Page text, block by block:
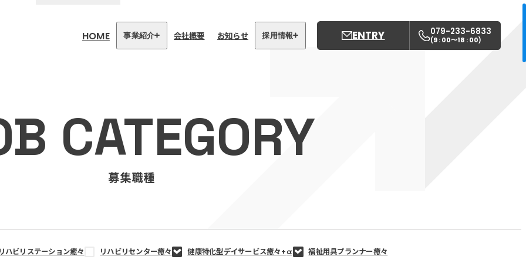
HOME 事業紹介
リハビリセンター癒々
健康特化型デイサービス癒々＋
α
福祉用具プランナー癒々
姫路中央保育園
会社概要 お知らせ 採用情報 ENTRY 079-233-6833
(9 : 00〜18 : 00)
CATEGORY
募集職種
ハビリステーション癒々 リハビリセンター癒々 健康特化型デイサービス癒々+α 福祉用具プランナー癒々